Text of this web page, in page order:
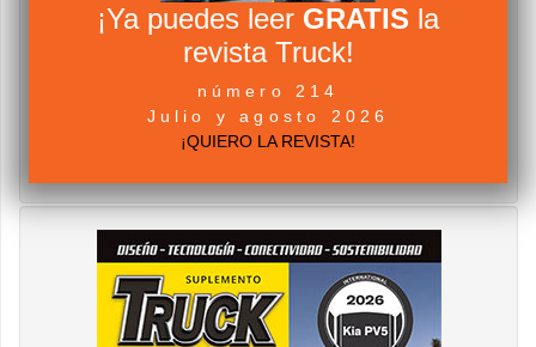
¡Ya puedes leer GRATIS la
revista Truck!
número 214
Julio y agosto 2026
¡QUIERO LA REVISTA!